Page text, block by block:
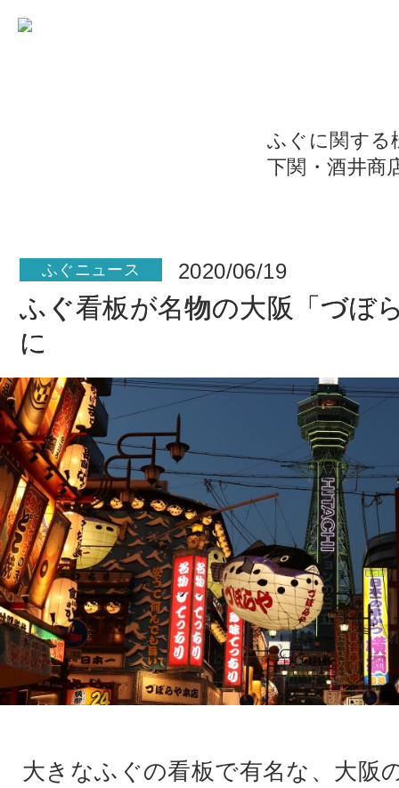
ふぐに関する
下関・酒井商
ふぐニュース 2020/06/19
ふぐ看板が名物の大阪「づぼ
に
大きなふぐの看板で有名な、大阪